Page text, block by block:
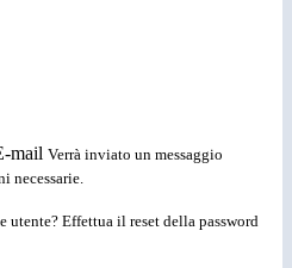
mail Verrà inviato un messaggio
necessarie.
utente? Effettua il reset della password